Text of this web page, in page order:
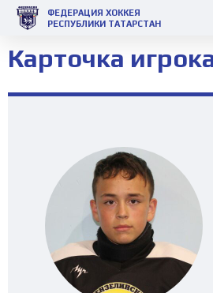
ФЕДЕРАЦИЯ ХОККЕЯ
РЕСПУБЛИКИ ТАТАРСТАН
Карточка